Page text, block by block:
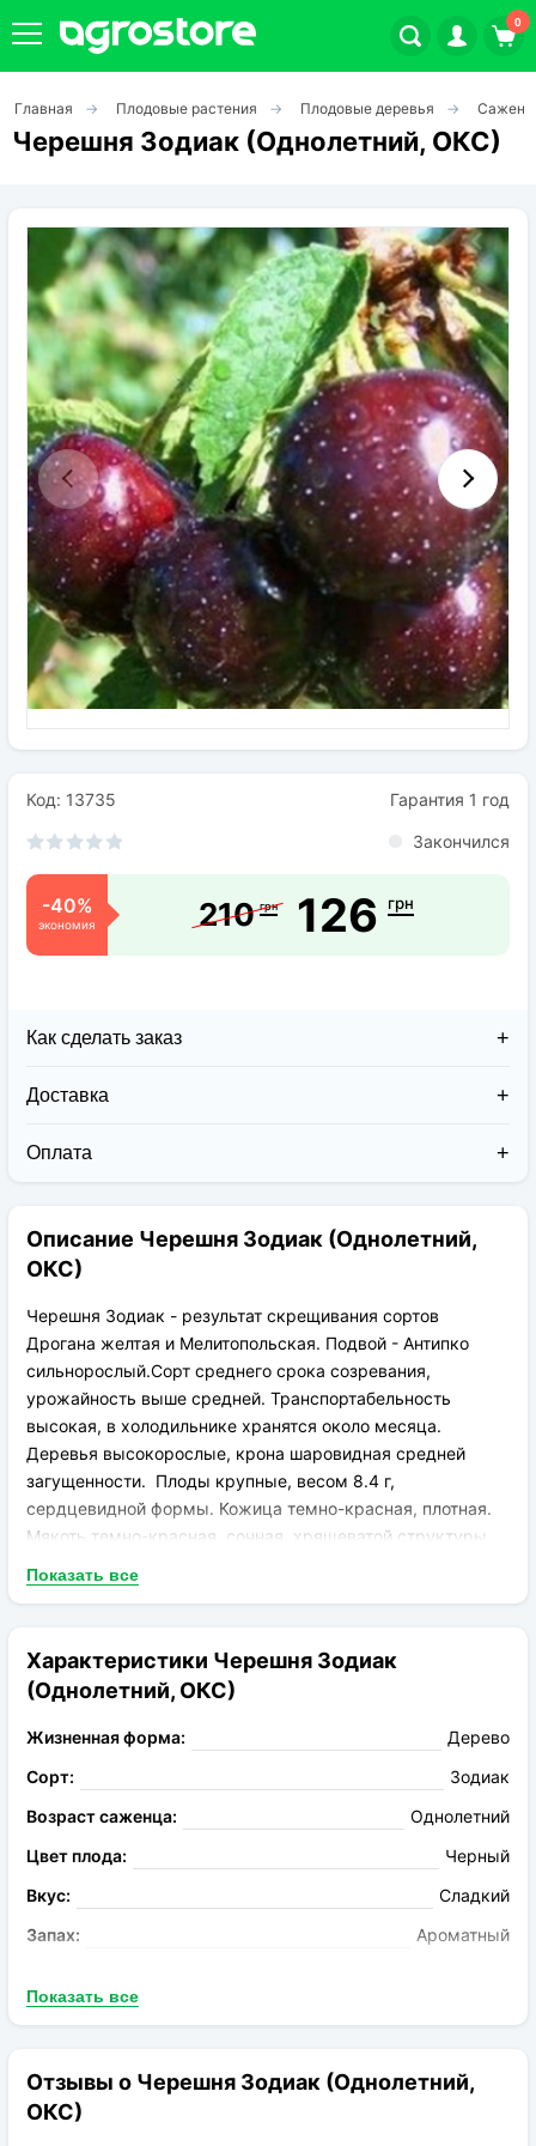
0
Плодовые кустарники
Декоративные растения
Цветы
Травы
Овощи (на посадку)
Штамбовые ягодные кусты
Семена
Удобрения
Главная Плодовые растения Плодовые деревья
Черешня Зодиак (Однолетний, ОКС)
Код: 13735 Гарантия 1 год
Закончился
-40%
экономия 210 грн 126 грн
Как сделать заказ
Доставка
курьерскими службами:
транспортировки вплоть до 14 дней (с учётом
хранения на складе).
Оплата
На карту приват банка перед отправкой;
По выставленному счёту (реквизитам
юридического лица);
Описание Черешня Зодиак (Однолетний,
ОКС)
Черешня Зодиак - результат скрещивания сортов
Дрогана желтая и Мелитопольская. Подвой - Антипко
сильнорослый.Сорт среднего срока созревания,
урожайность выше средней. Транспортабельность
высокая, в холодильнике хранятся около месяца.
Деревья высокорослые, крона шаровидная средней
загущенности. Плоды крупные, весом 8.4 г,
сердцевидной формы. Кожица темно-красная, плотная.
Мякоть темно-красная, сочная, хрящеватой структуры.
Показать все
Характеристики Черешня Зодиак
(Однолетний, ОКС)
Жизненная форма:
Дерево
Сорт:
Зодиак
Возраст саженца:
Однолетний
Цвет плода:
Черный
Вкус:
Сладкий
Запах:
Ароматный
Расстояние посадки:
Цвет растения:
Зелёный
Показать все
Отзывы о Черешня Зодиак (Однолетний,
ОКС)